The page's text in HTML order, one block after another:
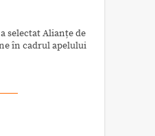
selectat Alianțe de
în cadrul apelului